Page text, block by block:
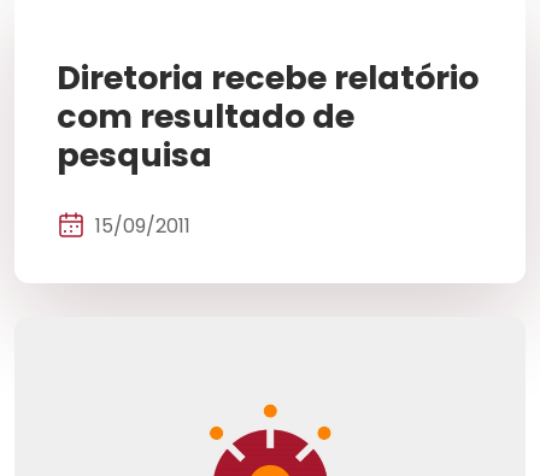
Diretoria recebe relatório
com resultado de
pesquisa
15/09/2011